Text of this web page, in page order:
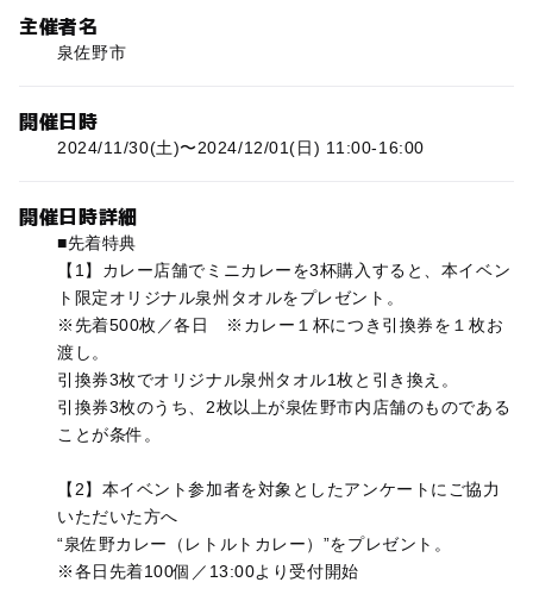
主催者名
泉佐野市
開催日時
2024/11/30(土)〜2024/12/01(日) 11:00-16:00
開催日時詳細
■先着特典
【1】カレー店舗でミニカレーを3杯購入すると、本イベン
ト限定オリジナル泉州タオルをプレゼント。
※先着500枚／各日 ※カレー１杯につき引換券を１枚お
渡し。
引換券3枚でオリジナル泉州タオル1枚と引き換え。
引換券3枚のうち、2枚以上が泉佐野市内店舗のものである
ことが条件。
【2】本イベント参加者を対象としたアンケートにご協力
いただいた方へ
“泉佐野カレー（レトルトカレー）”をプレゼント。
※各日先着100個／13:00より受付開始